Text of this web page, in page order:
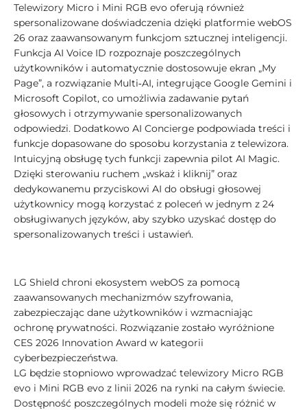
Telewizory Micro i Mini RGB evo oferują również
spersonalizowane doświadczenia dzięki platformie webOS
26 oraz zaawansowanym funkcjom sztucznej inteligencji.
Funkcja AI Voice ID​ rozpoznaje poszczególnych
użytkowników i automatycznie dostosowuje ekran „My
Page”, a rozwiązanie Multi‑AI, integrujące Google Gemini i
Microsoft Copilot, co umożliwia zadawanie pytań
głosowych i otrzymywanie spersonalizowanych
odpowiedzi. Dodatkowo AI Concierge podpowiada treści i
funkcje dopasowane do sposobu korzystania z telewizora.
Intuicyjną obsługę tych funkcji zapewnia pilot AI Magic.
Dzięki sterowaniu ruchem „wskaż i kliknij” oraz
dedykowanemu przyciskowi AI do obsługi głosowej
użytkownicy mogą korzystać z poleceń w jednym z 24
obsługiwanych języków, aby szybko uzyskać dostęp do
spersonalizowanych treści i ustawień.
LG Shield chroni ekosystem webOS za pomocą
zaawansowanych mechanizmów szyfrowania,
zabezpieczając dane użytkowników i wzmacniając
ochronę prywatności. Rozwiązanie zostało wyróżnione
CES 2026 Innovation Award w kategorii
cyberbezpieczeństwa.
LG będzie stopniowo wprowadzać telewizory Micro RGB
evo i Mini RGB evo z linii 2026 na rynki na całym świecie.
Dostępność poszczególnych modeli może się różnić w